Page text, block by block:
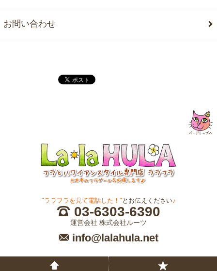
お問い合わせ
"ララフラを見て電話した！" とお伝えください♪
03-6303-6390
運営会社 株式会社ルーツ
info@lalahula.net